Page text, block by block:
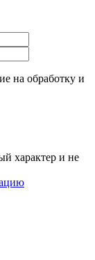
на обработку и
характер и не